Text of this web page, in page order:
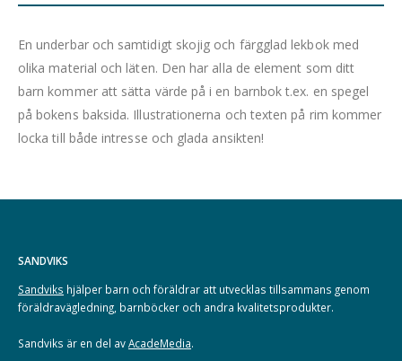
En underbar och samtidigt skojig och färgglad lekbok med
olika material och läten. Den har alla de element som ditt
barn kommer att sätta värde på i en barnbok t.ex. en spegel
på bokens baksida. Illustrationerna och texten på rim kommer
locka till både intresse och glada ansikten!
SANDVIKS
Sandviks hjälper barn och föräldrar att utvecklas tillsammans genom
föräldravägledning, barnböcker och andra kvalitetsprodukter.
Sandviks är en del avAcadeMedia.